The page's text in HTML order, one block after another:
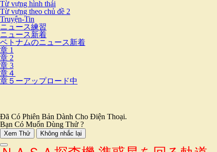
Từ vựng hình thái
Từ vựng theo chủ đề 2
Truyện-Tin
ニュース練習
ニュース新着
ベトナムのニュース新着
章 1
章 2
章 3
章４
章５ーアップロード中
Đã Có Phiên Bản Dành Cho Điện Thoại.
Bạn Có Muốn Dùng Thử ?
Xem Thử Không nhắc lại